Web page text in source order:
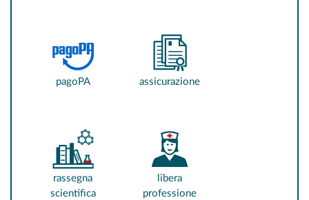
pagoPA assicurazione
rassegna
scientifica
libera
professione